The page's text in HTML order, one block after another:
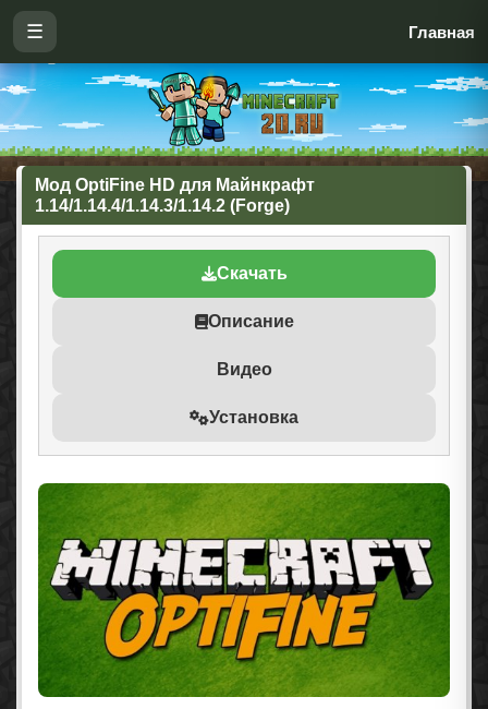
☰ Главная
Мод OptiFine HD для Майнкрафт
1.14/1.14.4/1.14.3/1.14.2 (Forge)
Скачать
Описание
Видео
Установка